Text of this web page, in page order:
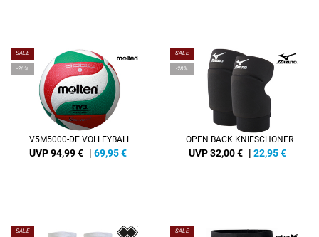
SALE
-26%
V5M5000-DE VOLLEYBALL
UVP 94,99 € | 69,95€
SALE
-28%
OPEN BACK KNIESCHONER
UVP 32,00 € | 22,95€
SALE SALE